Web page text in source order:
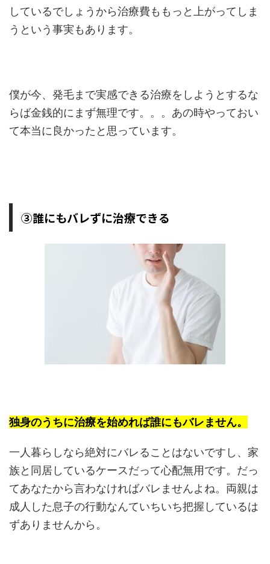
しているでしょうから治療費ももっと上がってしま
うという事実もあります。
僕が今、発毛まで実感できる治療をしようとするな
らば金銭的にまず無理です。。。あの時やっておい
て本当に良かったと思っています。
③誰にもバレずに治療できる
独身のうちに治療を始めれば誰にもバレません。
一人暮らしなら絶対にバレることはないですし、家
族と同居しているケースだって心配無用です。だっ
てあなたから言わなければバレませんよね。両親は
成人した息子の行動なんていちいち把握しているは
ずありませんから。